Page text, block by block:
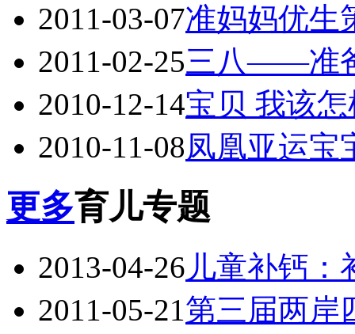
2011-03-07准妈妈优生
2011-02-25三八——准
2010-12-14宝贝 我该
2010-11-08凤凰亚运宝
更多育儿专题
2013-04-26 儿童补钙：
2011-05-21第三届两岸